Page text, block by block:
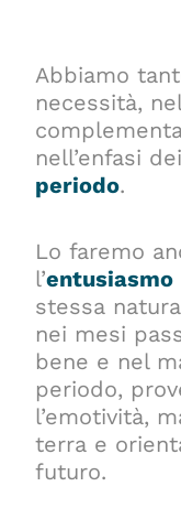
Abbiamo
necessità,
nell’enfasi
periodo.
Lo faremo
l’entusiasmo
stessa
nei mesi
bene e nel
periodo,
l’emotività,
terra e
futuro.